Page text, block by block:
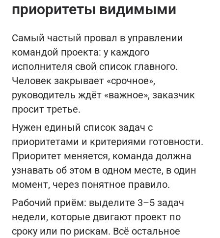
приоритеты видимыми
Самый частый провал в управлении
командой проекта: у каждого
исполнителя свой список главного.
Человек закрывает «срочное»,
руководитель ждёт «важное», заказчик
просит третье.
Нужен единый список задач с
приоритетами и критериями готовности.
Приоритет меняется, команда должна
узнавать об этом в одном месте, в один
момент, через понятное правило.
Рабочий приём: выделите 3–5 задач
недели, которые двигают проект по
сроку или по рискам. Всё остальное